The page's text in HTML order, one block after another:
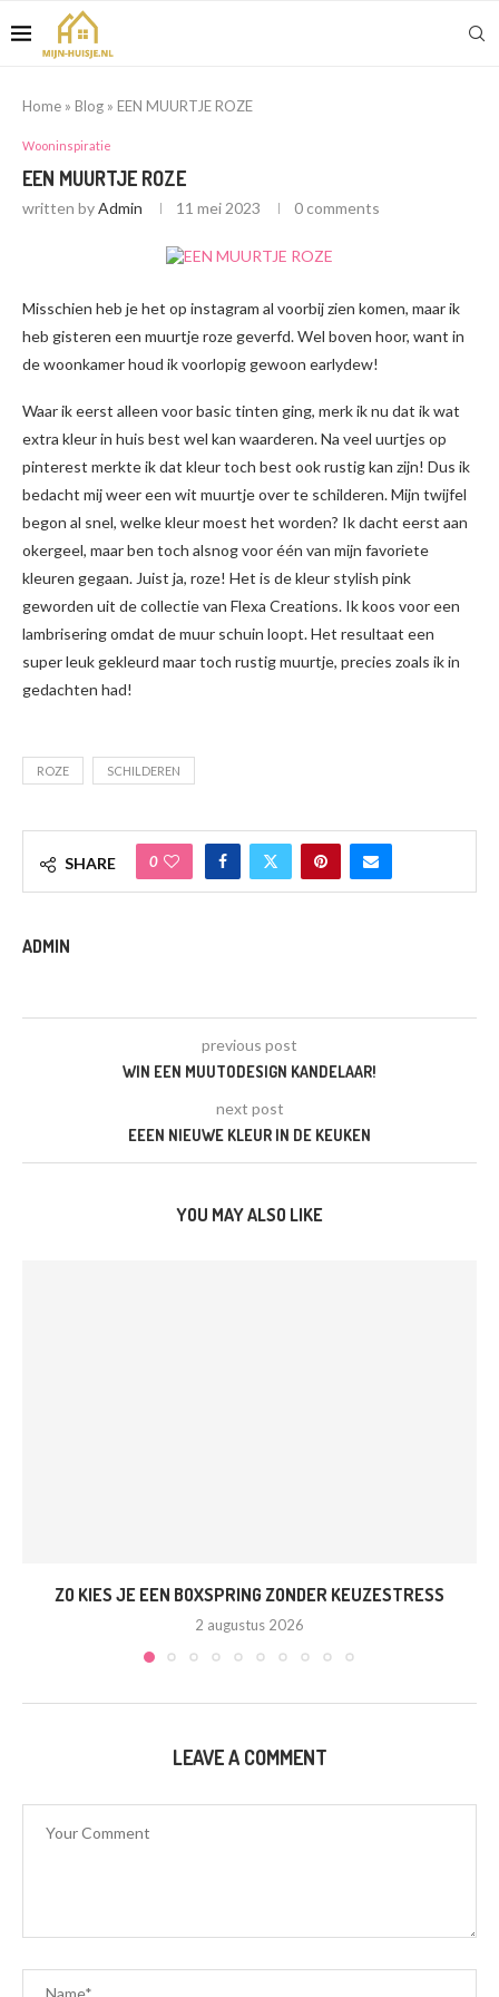
Home » Blog » EEN MUURTJE ROZE
Wooninspiratie
EEN MUURTJE ROZE
written byAdmin 11 mei 2023 0 comments
Misschien heb je het op instagram al voorbij zien komen, maar ik
heb gisteren een muurtje roze geverfd. Wel boven hoor, want in
de woonkamer houd ik voorlopig gewoon earlydew!
Waar ik eerst alleen voor basic tinten ging, merk ik nu dat ik wat
extra kleur in huis best wel kan waarderen. Na veel uurtjes op
pinterest merkte ik dat kleur toch best ook rustig kan zijn! Dus ik
bedacht mij weer een wit muurtje over te schilderen. Mijn twijfel
begon al snel, welke kleur moest het worden? Ik dacht eerst aan
okergeel, maar ben toch alsnog voor één van mijn favoriete
kleuren gegaan. Juist ja, roze! Het is de kleur stylish pink
geworden uit de collectie van Flexa Creations. Ik koos voor een
lambrisering omdat de muur schuin loopt. Het resultaat een
super leuk gekleurd maar toch rustig muurtje, precies zoals ik in
gedachten had!
ROZE SCHILDEREN
SHARE 0
ADMIN
previous post
WIN EEN MUUTODESIGN KANDELAAR!
next post
EEEN NIEUWE KLEUR IN DE KEUKEN
YOU MAY ALSO LIKE
ZO KIES JE EEN BOXSPRING ZONDER KEUZESTRESS
2 augustus 2026
LEAVE A COMMENT